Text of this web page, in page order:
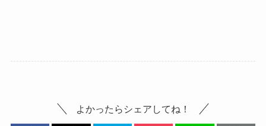
よかったらシェアしてね！